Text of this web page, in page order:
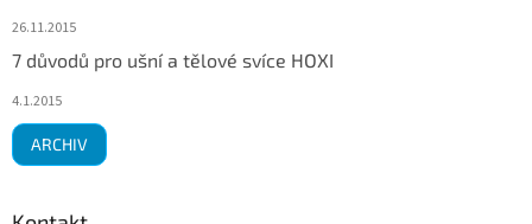
26.11.2015
7 důvodů pro ušní a tělové svíce HOXI
4.1.2015
ARCHIV